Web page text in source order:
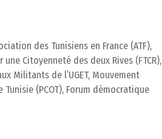
des Tunisiens en France (ATF),
Citoyenneté des deux Rives (FTCR),
Militants de l’UGET, Mouvement
(PCOT), Forum démocratique